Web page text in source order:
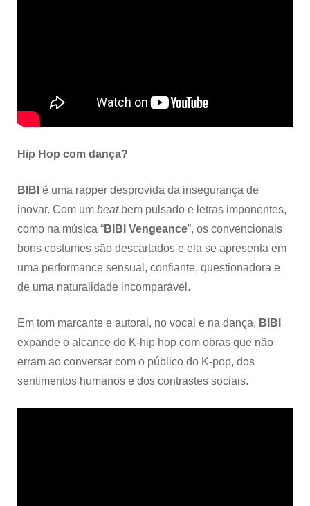
Hip Hop com dança?
BIBI é uma rapper desprovida da insegurança de
inovar. Com um beatbem pulsado e letras imponentes,
como na música “BIBI Vengeance”, os convencionais
bons costumes são descartados e ela se apresenta em
uma performance sensual, confiante, questionadora e
de uma naturalidade incomparável.
Em tom marcante e autoral, no vocal e na dança, BIBI
expande o alcance do K-hip hop com obras que não
erram ao conversar com o público do K-pop, dos
sentimentos humanos e dos contrastes sociais.